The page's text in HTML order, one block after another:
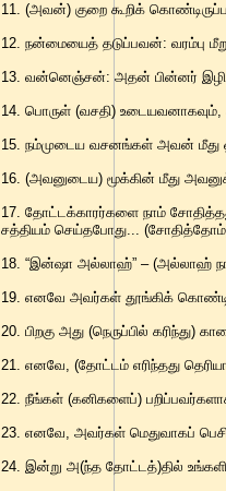
11. (அவன்) குறை கூறிக்
12. நன்மையைத் தடுப்பவன்: வரம்பு
13. வன்னெஞ்சன்: அதன் பின்னர் இழி
14. பொருள் (வசதி)
15. நம்முடைய வசனங்கள் அவன் மீது
16. (அவனுடைய) மூக்கின் மீது
17. தோட்டக்காரர்களை நாம்
சத்தியம் செய்தபோது...
18. “இன்ஷா அல்லாஹ்” – (அல்லாஹ்
19. எனவே அவர்கள் தூங்கிக்
20. பிறகு அது (நெருப்பில் கரிந்து)
21. எனவே, (தோட்டம் எரிந்தது
22. நீங்கள் (கனிகளைப்)
23. எனவே, அவர்கள் மெதுவாகப்
24. இன்று அ(ந்த தோட்டத்)தில்